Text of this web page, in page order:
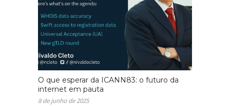
O que esperar da ICANN83: o futuro da
internet em pauta
8 de junho de 2025